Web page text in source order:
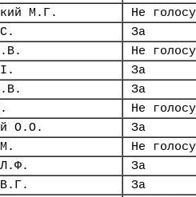
М.Г.
Не
За
Не
За
За
Не
О.О.
За
Не
Л.Ф.
За
В.Г.
За